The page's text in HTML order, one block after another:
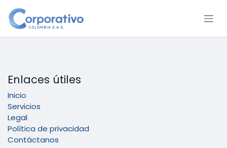
Enlaces útiles
Inicio
Servicios
Legal
Política de privacidad
Contáctanos